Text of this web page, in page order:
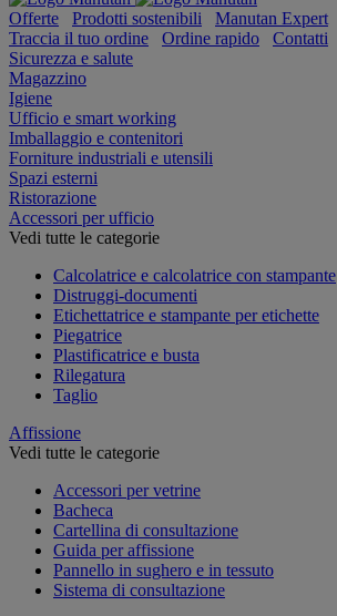
Offerte Prodotti sostenibili
Manutan Expert
Traccia il tuo ordine
Ordine rapido
Contatti
Sicurezza e salute
Magazzino
Igiene
Ufficio e smart working
Imballaggio e contenitori
Forniture industriali e utensili
Spazi esterni
Ristorazione
Accessori per ufficio
Vedi tutte le categorie
Calcolatrice e calcolatrice con stampante
Distruggi-documenti
Etichettatrice e stampante per etichette
Piegatrice
Plastificatrice e busta
Rilegatura
Taglio
Affissione
Vedi tutte le categorie
Accessori per vetrine
Bacheca
Cartellina di consultazione
Guida per affissione
Pannello in sughero e in tessuto
Sistema di consultazione